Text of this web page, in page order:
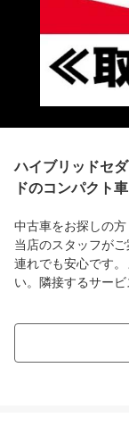
ハイブリッドセ
ドのコンパクト
中古車をお探しの方
当店のスタッフが
連れでも安心です
い。隣接するサー